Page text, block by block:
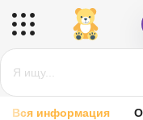
Вся информация